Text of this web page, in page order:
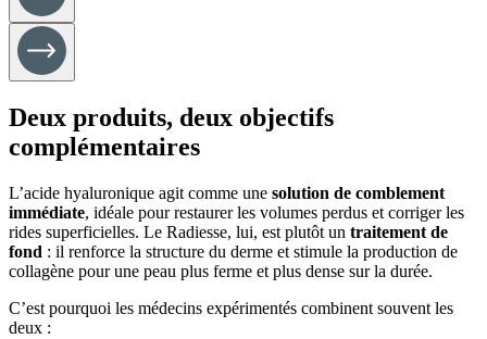
Deux produits, deux objectifs
complémentaires
L’acide hyaluronique agit comme une solution de comblement
immédiate, idéale pour restaurer les volumes perdus et corriger les
rides superficielles. Le Radiesse, lui, est plutôt un traitement de
fond : il renforce la structure du derme et stimule la production de
collagène pour une peau plus ferme et plus dense sur la durée.
C’est pourquoi les médecins expérimentés combinent souvent les
deux :